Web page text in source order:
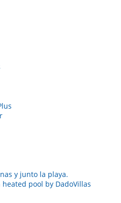
y junto la playa.
pool by DadoVillas